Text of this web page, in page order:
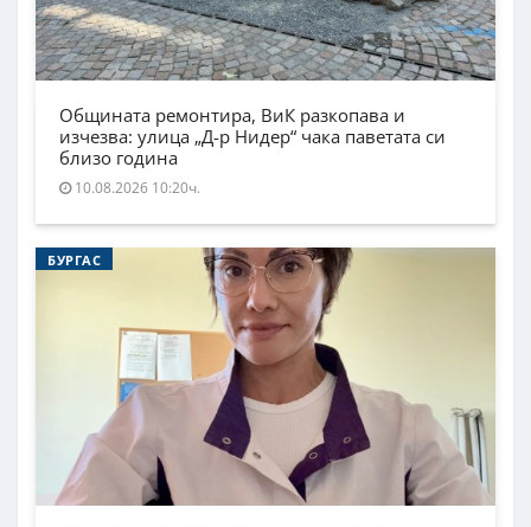
Общината ремонтира, ВиК разкопава и
изчезва: улица „Д-р Нидер“ чака паветата си
близо година
10.08.2026 10:20ч.
БУРГАС